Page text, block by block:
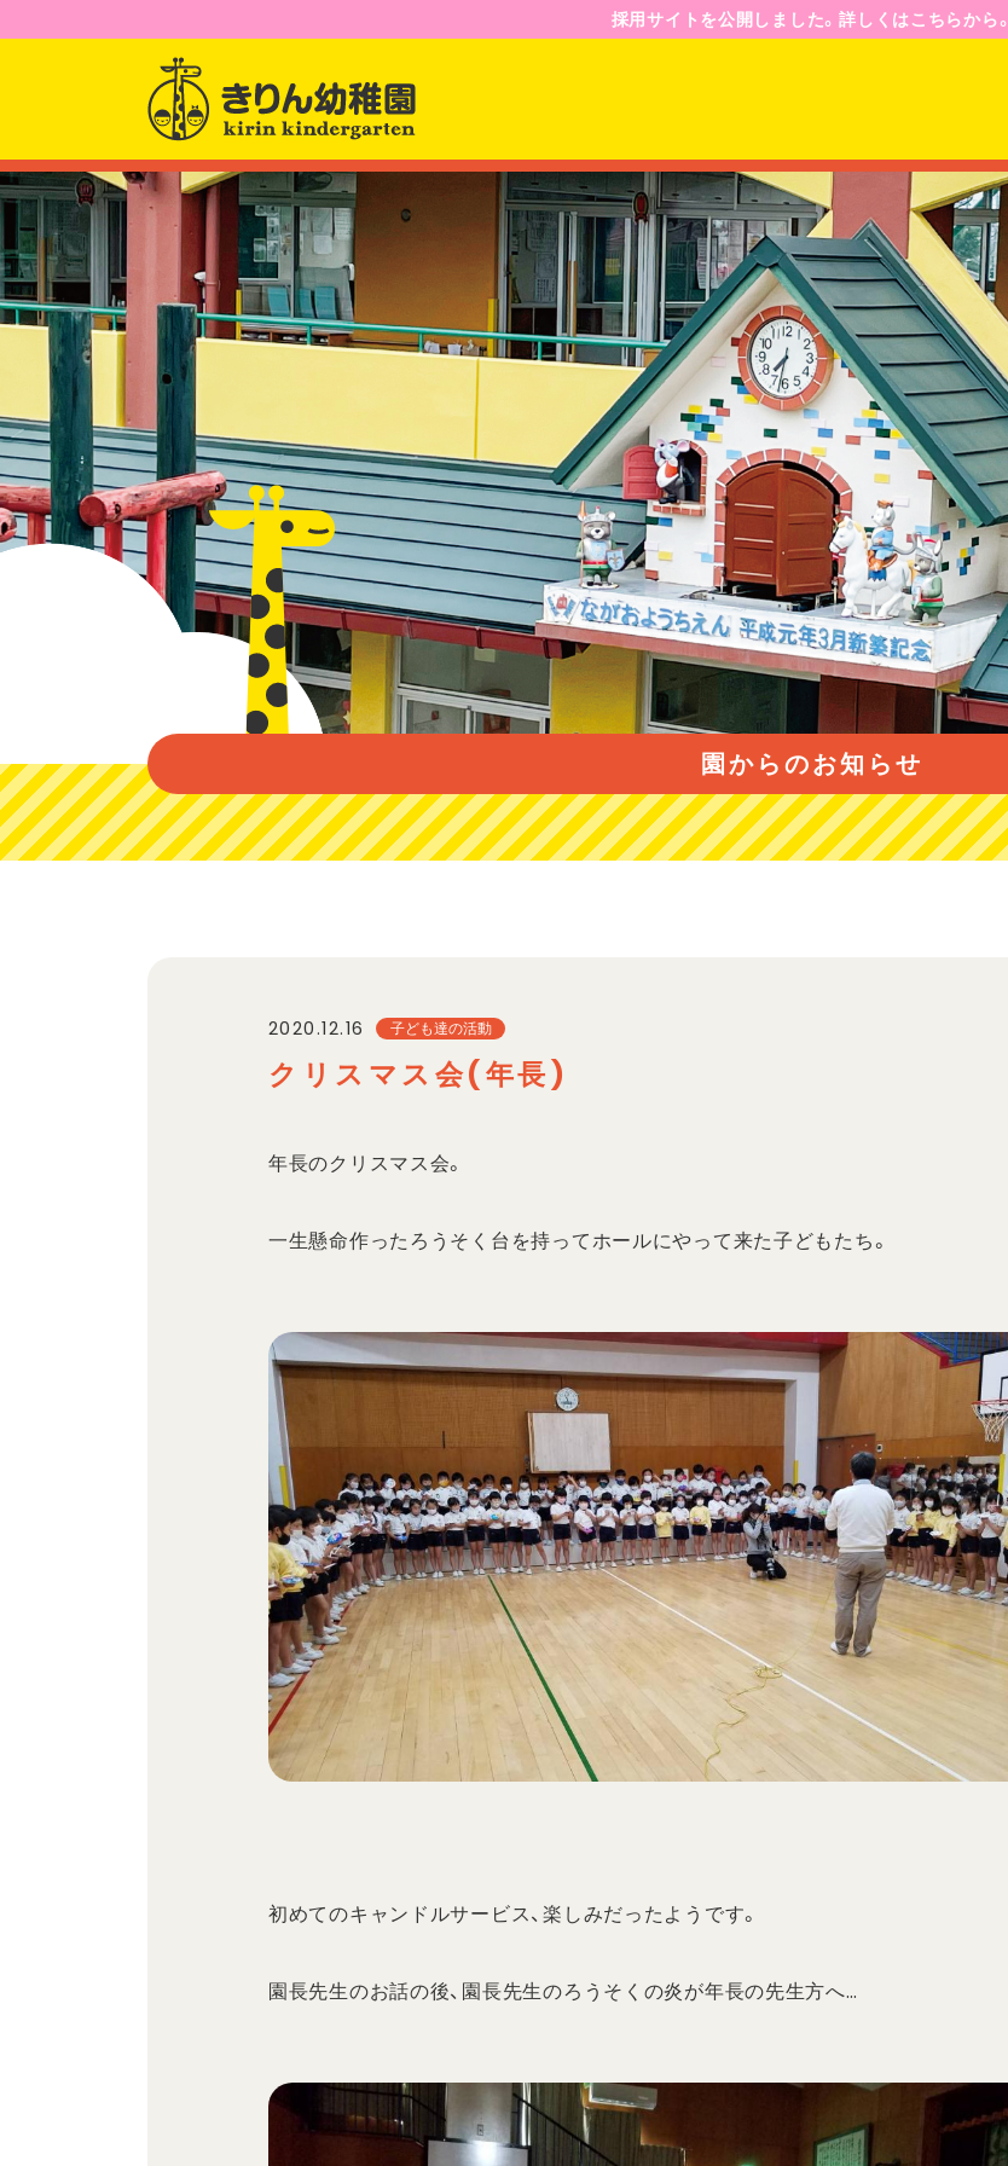
採用サイトを公開しました。詳しくはこちらから。
園からのお知らせ
園について
園長先生からのメッセージ
課題活動
クラス紹介
アクセス
園のようす
園の一日
年間行事予定
入園案内
募集要項
Q&A
園からのお知らせ
2020.12.16 子ども達の活動
クリスマス会(年長)
年長のクリスマス会。
一生懸命作ったろうそく台を持ってホールにやって来た子どもたち。
初めてのキャンドルサービス、楽しみだったようです。
園長先生のお話の後、園長先生のろうそくの炎が年長の先生方へ…